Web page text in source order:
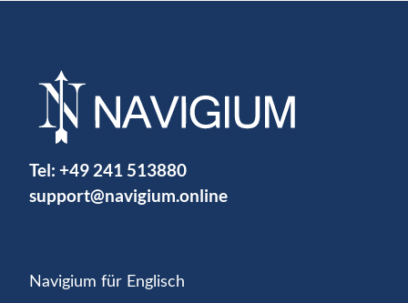
Tel: +49 241 513880
support@navigium.online
Navigium für Englisch